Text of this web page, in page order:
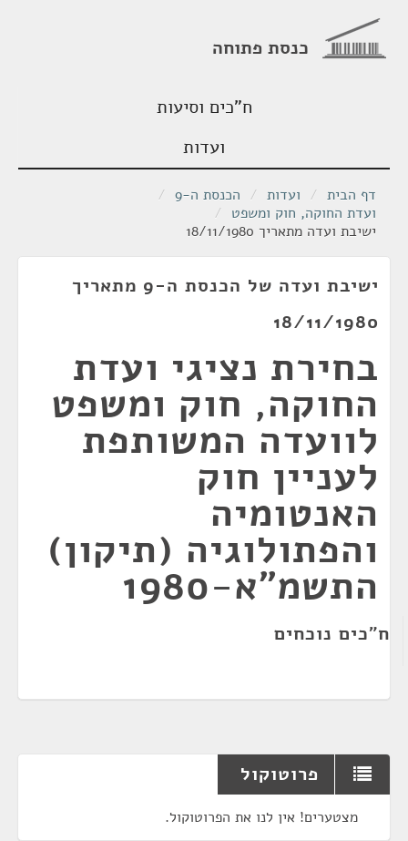
כנסת פתוחה
ח"כים וסיעות
ועדות
דף הבית / ועדות / הכנסת ה-9
/
ועדת החוקה, חוק ומשפט /
ישיבת ועדה מתאריך 18/11/1980
ישיבת ועדה של הכנסת ה-9 מתאריך
18/11/1980
בחירת נציגי ועדת
החוקה, חוק ומשפט
לוועדה המשותפת
לעניין חוק
האנטומיה
והפתולוגיה (תיקון)
התשמ"א-1980
ח"כים נוכחים
פרוטוקול
מצטערים! אין לנו את הפרוטוקול.